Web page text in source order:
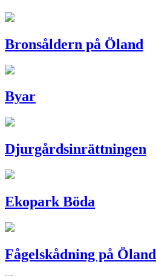
Bronsåldern på Öland
Byar
Djurgårds­inrättningen
Ekopark Böda
Fågelskådning på Öland